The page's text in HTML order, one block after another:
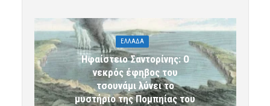
ΕΛΛΑΔΑ
Ηφαίστειο Σαντορίνης: Ο
νεκρός έφηβος του
τσουνάμι λύνει το
μυστήριο της Πομπηίας του